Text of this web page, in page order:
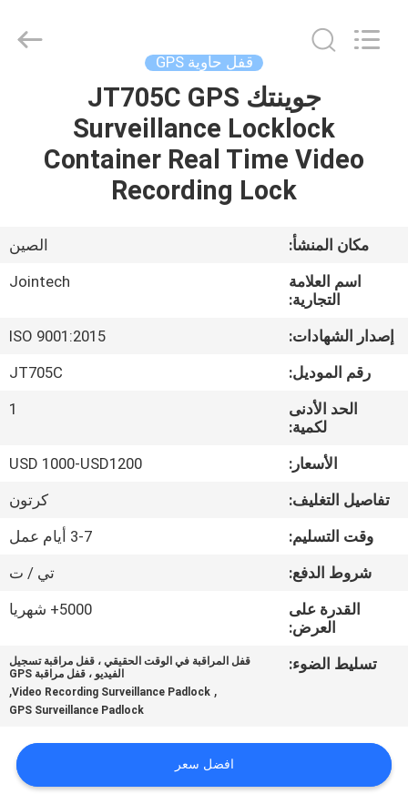
الرئيسية
عرض
الواقع
الافتراضي
معلومات
في
المعمل
مراقبة
الجودة
اتصل
اطلب
اقتباس
قفل حاوية GPS
جوينتك JT705C GPS
Surveillance Locklock
Container Real Time Video
Recording Lock
مكان المنشأ:
الصين
اسم العلامة
التجارية:
Jointech
إصدار الشهادات:
ISO 9001:2015
رقم الموديل:
JT705C
الحد الأدنى
لكمية:
1
الأسعار:
USD 1000-USD1200
تفاصيل التغليف:
كرتون
وقت التسليم:
3-7 أيام عمل
شروط الدفع:
تي / ت
القدرة على
العرض:
5000+ شهريا
تسليط الضوء:
قفل المراقبة في الوقت الحقيقي ، قفل مراقبة تسجيل
الفيديو ، قفل مراقبة GPS
,
Video Recording Surveillance Padlock
,
GPS Surveillance Padlock
افضل سعر